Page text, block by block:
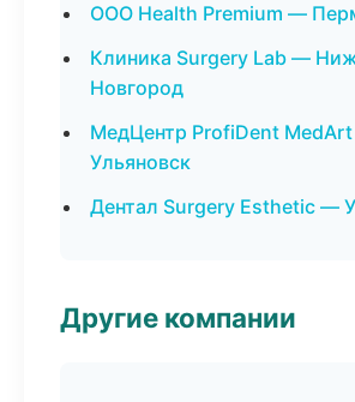
ООО Health Premium —
Клиника Surgery Lab —
Новгород
МедЦентр ProfiDent
Ульяновск
Дентал Surgery Esthetic —
Другие компании